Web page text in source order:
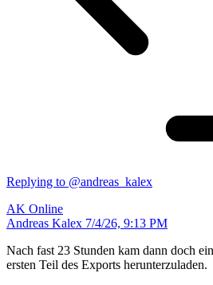
Replying to @andreas_kalex
AK Online
Andreas Kalex 7/4/26, 9:13 PM
Nach fast 23 Stunden kam dann doch
ersten Teil des Exports herunterzuladen.